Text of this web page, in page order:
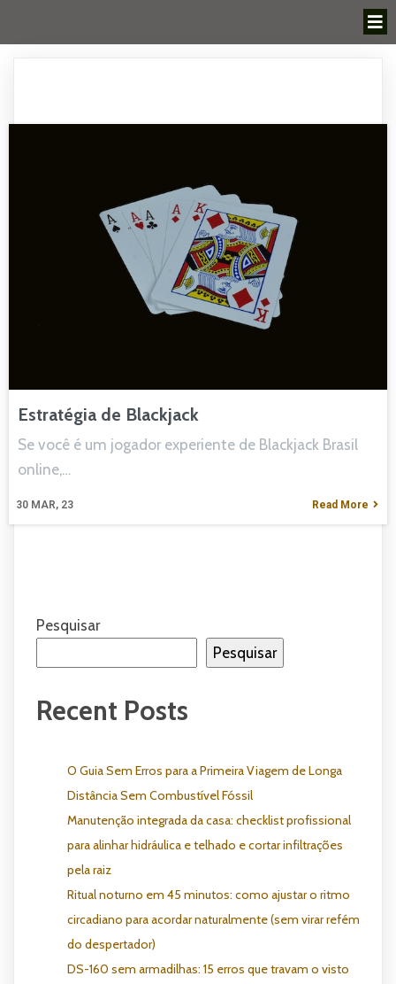
Estratégia de Blackjack
30 MAR, 23
Se você é um jogador experiente de Blackjack Brasil
online,…
Read More
Pesquisar
Pesquisar
Recent Posts
O Guia Sem Erros para a Primeira Viagem de Longa
Distância Sem Combustível Fóssil
Manutenção integrada da casa: checklist profissional
para alinhar hidráulica e telhado e cortar infiltrações
pela raiz
Ritual noturno em 45 minutos: como ajustar o ritmo
circadiano para acordar naturalmente (sem virar refém
do despertador)
DS-160 sem armadilhas: 15 erros que travam o visto